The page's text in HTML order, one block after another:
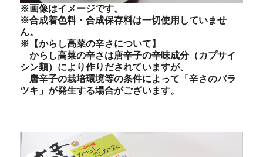
※画像はイメージです。
※合成着色料・合成保存料は一切使用していませ
ん。
※【からし高菜の辛さについて】
からし高菜の辛さは唐辛子の辛味成分（カプサイ
シン類）により作りだされていますが、
唐辛子の栽培環境等の条件によって「辛さのバラ
ツキ」が発生する場合がございます。